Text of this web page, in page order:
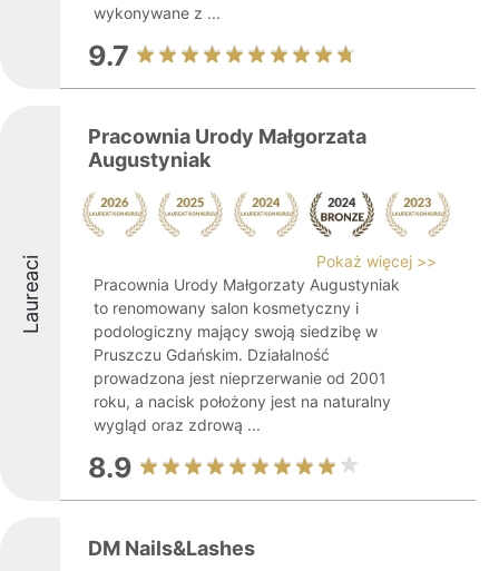
wykonywane z ...
9.7
Laureaci
Pracownia Urody Małgorzata
Augustyniak
Pokaż więcej >>
Pracownia Urody Małgorzaty Augustyniak
to renomowany salon kosmetyczny i
podologiczny mający swoją siedzibę w
Pruszczu Gdańskim. Działalność
prowadzona jest nieprzerwanie od 2001
roku, a nacisk położony jest na naturalny
wygląd oraz zdrową ...
8.9
DM Nails&Lashes